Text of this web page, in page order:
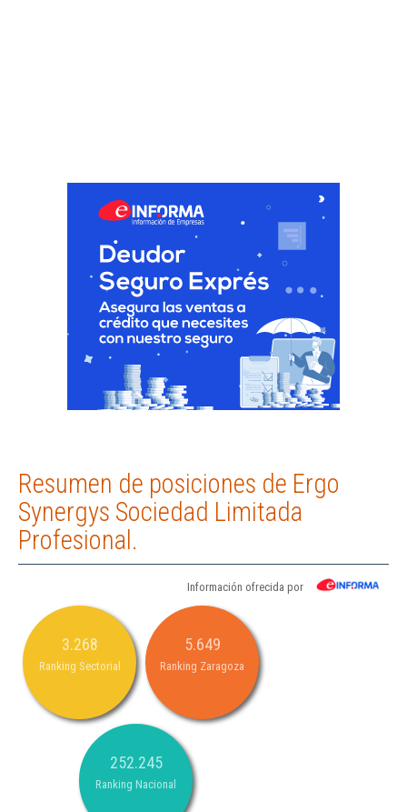
Resumen de posiciones de Ergo
Synergys Sociedad Limitada
Profesional.
Información ofrecida por
3.268
Ranking Sectorial
5.649
Ranking Zaragoza
252.245
Ranking Nacional